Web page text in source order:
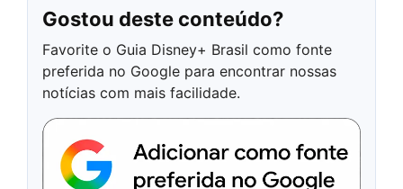
Gostou deste conteúdo?
Favorite o Guia Disney+ Brasil como fonte
preferida no Google para encontrar nossas
notícias com mais facilidade.